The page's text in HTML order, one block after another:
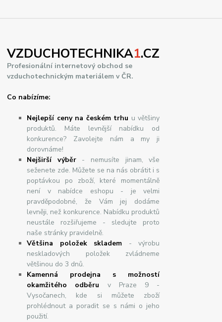
VZDUCHOTECHNIKA1.CZ
Profesionální internetový obchod se
vzduchotechnickým materiálem v ČR.
Co nabízíme:
Nejlepší ceny na českém trhu u většiny
produktů. Máte levnější nabídku od
konkurence? Zavolejte nám a my ji
dorovnáme!
Nejširšívýběr- nemusíte jinam, vše
seženete zde. Můžete se na nás obrátit i s
poptávkou po zboží, které momentálně
není v nabídce eshopu - je velmi
pravděpodobné, že Vám jej dodáme
levněji, než konkurence. Nabídku produktů
neustále rozšiřujeme - sledujte proto
naše stránky pravidelně.
Většina položek skladem - výrobu
neskladových položek zvládneme
většinou do 3 dnů.
Kamenná prodejna s možností
okamžitého odběru v Praze 9 -
Vysočanech, kde si můžete zboží
prohlédnout a poradit se s námi o jeho
použití.